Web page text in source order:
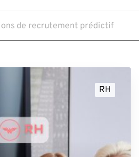
de recrutement prédictif
RH